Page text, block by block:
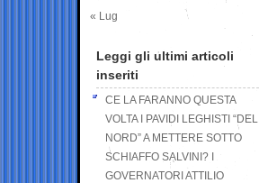
« Lug
Leggi gli ultimi articoli
inseriti
CE LA FARANNO QUESTA
VOLTA I PAVIDI LEGHISTI “DEL
NORD” A METTERE SOTTO
SCHIAFFO SALVINI? I
GOVERNATORI ATTILIO